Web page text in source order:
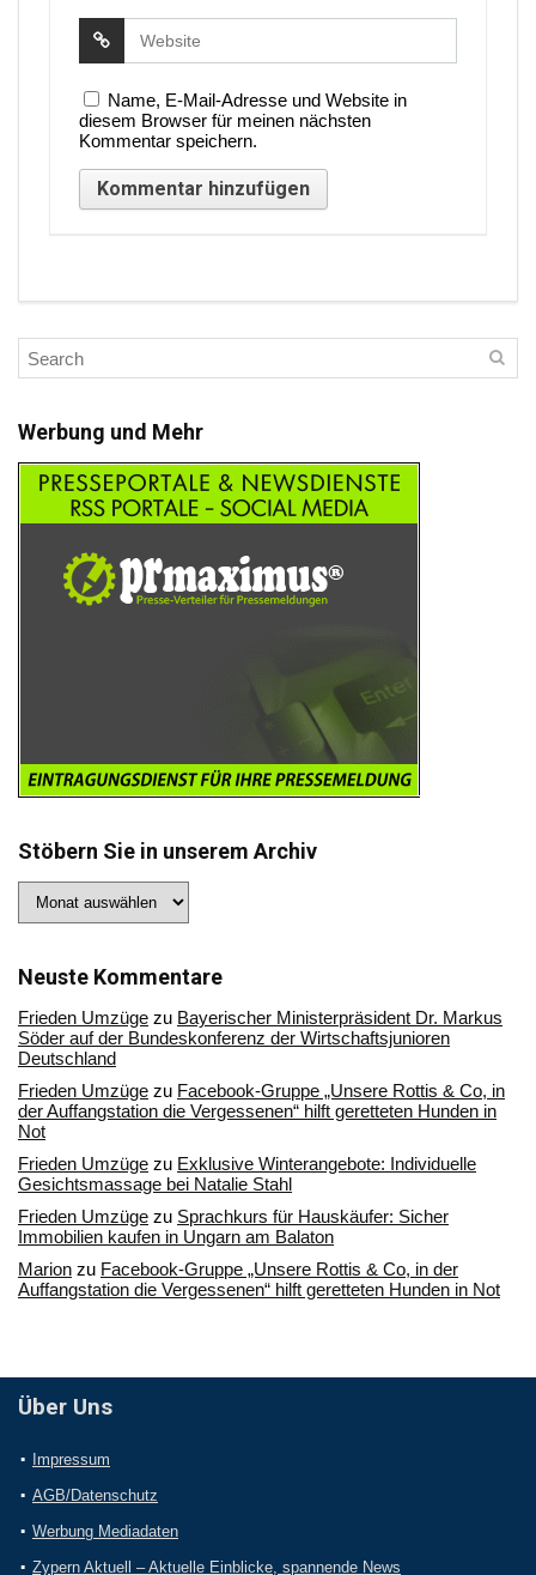
Name, E-Mail-Adresse und Website in
diesem Browser für meinen nächsten
Kommentar speichern.
Werbung und Mehr
Stöbern Sie in unserem Archiv
Sie
Archiv
Neuste Kommentare
Frieden Umzüge zu Bayerischer Ministerpräsident Dr. Markus
Söder auf der Bundeskonferenz der Wirtschaftsjunioren
Deutschland
Frieden Umzüge zu Facebook-Gruppe „Unsere Rottis & Co, in
der Auffangstation die Vergessenen“ hilft geretteten Hunden in
Not
Frieden Umzüge zu Exklusive Winterangebote: Individuelle
Gesichtsmassage bei Natalie Stahl
Frieden Umzüge zu Sprachkurs für Hauskäufer: Sicher
Immobilien kaufen in Ungarn am Balaton
Marion zu Facebook-Gruppe „Unsere Rottis & Co, in der
Auffangstation die Vergessenen“ hilft geretteten Hunden in Not
Über Uns
Impressum
AGB/Datenschutz
Werbung Mediadaten
Zypern Aktuell – Aktuelle Einblicke, spannende News